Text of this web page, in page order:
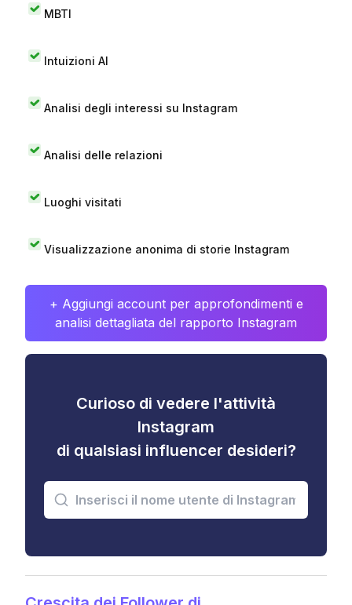
MBTI
Intuizioni AI
Analisi degli interessi su Instagram
Analisi delle relazioni
Luoghi visitati
Visualizzazione anonima di storie Instagram
+ Aggiungi account per approfondimenti e
analisi dettagliata del rapporto Instagram
Curioso di vedere l'attività
Instagram
di qualsiasi influencer desideri?